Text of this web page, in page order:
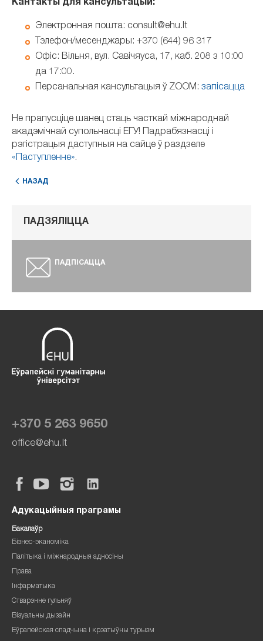
Кантакты для кансультацый:
Электронная пошта: consult@ehu.lt
Тэлефон/месенджары: +370 (644) 96 317
Офіс: Вільня, вул. Савічяуса, 17, каб. 208 з 10:00
да 17:00.
Персанальная кансультацыя ў ZOOM: запісацца
Не прапусціце шанец стаць часткай міжнароднай
акадэмічнай супольнасці ЕГУ! Падрабязнасці і
рэгістрацыя даступныя на сайце ў раздзеле
«Паступленне».
НАЗАД
ПАДЗЯЛІЦЦА
ПАДПІСАЦЦА
+370 5 263 9650
office@ehu.lt
Адукацыйныя праграмы
Бакалаўр
Бізнес-эканоміка
Палітыка і міжнародныя адносіны
Права
Інфарматыка
Стварэнне гульняў
Візуальны дызайн
Еўрапейская спадчына і крэатыўны турызм